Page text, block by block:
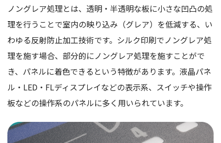
ノングレア処理とは、透明・半透明な板に小さな凹凸の処
理を行うことで室内の映り込み（グレア）を低減する、い
わゆる反射防止加工技術です。シルク印刷でノングレア処
理を施す場合、部分的にノングレア処理を施すことがで
き、パネルに着色できるという特徴があります。液晶パネ
ル・LED・FLディスプレイなどの表示系、スイッチや操作
板などの操作系のパネルに多く用いられています。